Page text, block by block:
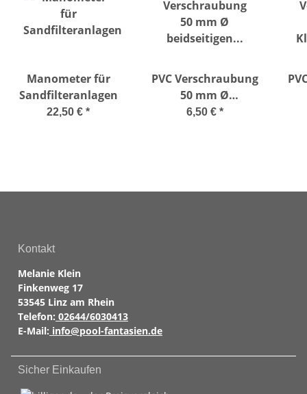
Manometer für
Sandfilteranlagen
22,50 € *
PVC Verschraubung
50 mm Ø
beidseitigen
6,50 € *
Kontakt
Melanie Klein
Finkenweg 17
53545 Linz am Rhein
Telefon: 02644/6030413
E-Mail: info@pool-fantasien.de
Sicher Einkaufen